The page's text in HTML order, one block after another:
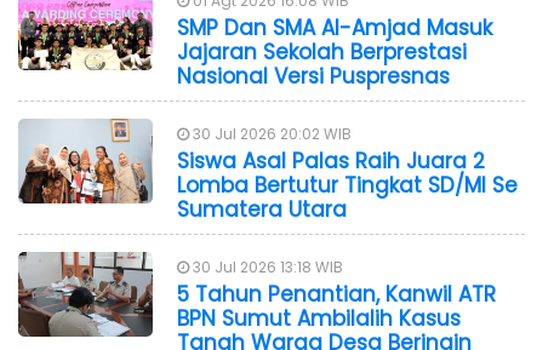
SMP Dan SMA Al-Amjad Masuk
Jajaran Sekolah Berprestasi
Nasional Versi Puspresnas
30 Jul 2026 20:02 WIB
Siswa Asal Palas Raih Juara 2
Lomba Bertutur Tingkat SD/MI Se
Sumatera Utara
30 Jul 2026 13:18 WIB
5 Tahun Penantian, Kanwil ATR
BPN Sumut Ambilalih Kasus
Tanah Warga Desa Beringin